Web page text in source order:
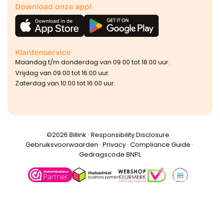
Download onze app!
Klantenservice
Maandag t/m donderdag van 09:00 tot 18:00 uur.
Vrijdag van 09:00 tot 16:00 uur.
Zaterdag van 10:00 tot 16:00 uur.
©️2026 Billink · Responsibility Disclosure ·
Gebruiksvoorwaarden · Privacy· Compliance Guide ·
Gedragscode BNPL